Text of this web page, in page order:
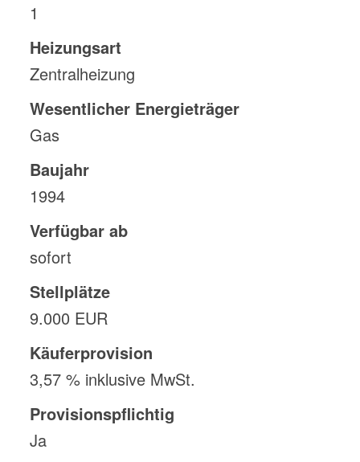
1
Heizungsart
Zentralheizung
Wesentlicher Energieträger
Gas
Baujahr
1994
Verfügbar ab
sofort
Stellplätze
9.000 EUR
Käufer­provision
3,57 % inklusive MwSt.
Provisionspflichtig
Ja